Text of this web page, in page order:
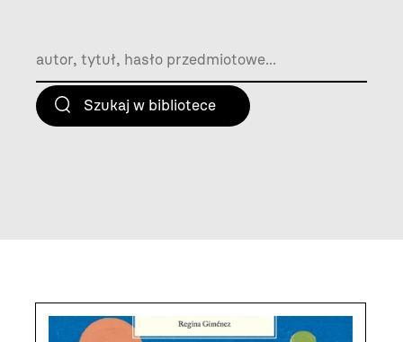
Aktualności